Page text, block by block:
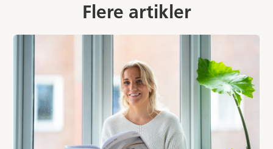
Flere artikler